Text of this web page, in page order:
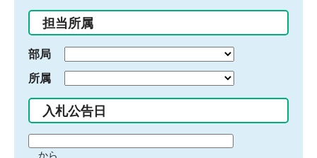
入
力
担当所属
部局
所属
入札公告日
から